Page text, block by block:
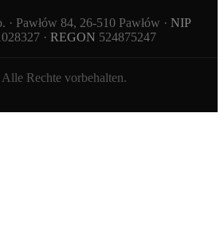
· Pawłów 84, 26-510 Pawłów · NIP
· REGON 524875247
Rechte vorbehalten.